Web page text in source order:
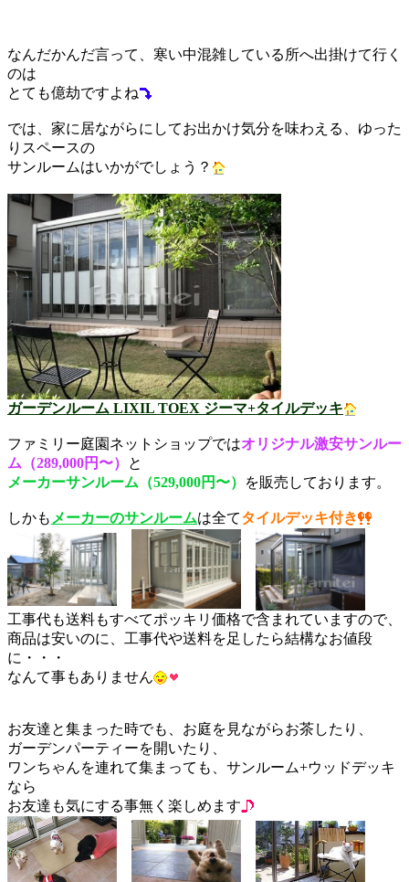
なんだかんだ言って、寒い中混雑している所へ出掛けて行く
のは
とても億劫ですよね
では、家に居ながらにしてお出かけ気分を味わえる、ゆった
りスペースの
サンルームはいかがでしょう？
ガーデンルーム LIXIL TOEX ジーマ+タイルデッキ
ファミリー庭園ネットショップではオリジナル激安サンルー
ム（289,000円〜）
と
メーカーサンルーム（529,000円〜）
を販売しております。
しかも メーカーのサンルームは全てタイルデッキ付き
工事代も送料もすべてポッキリ価格で含まれていますので、
商品は安いのに、工事代や送料を足したら結構なお値段
に・・・
なんて事もありません
お友達と集まった時でも、お庭を見ながらお茶したり、
ガーデンパーティーを開いたり、
ワンちゃんを連れて集まっても、サンルーム+ウッドデッキ
なら
お友達も気にする事無く楽しめます